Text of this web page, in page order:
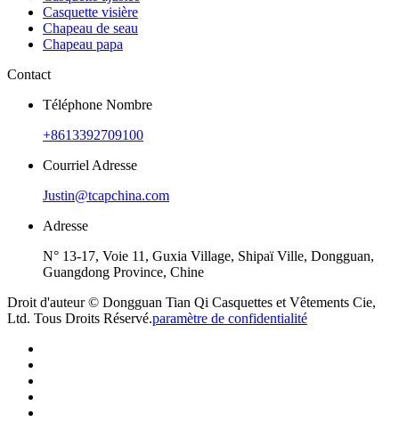
Casquette visière
Chapeau de seau
Chapeau papa
Contact
Téléphone Nombre
+8613392709100
Courriel Adresse
Justin@tcapchina.com
Adresse
N° 13-17, Voie 11, Guxia Village, Shipaï Ville, Dongguan,
Guangdong Province, Chine
Droit d'auteur © Dongguan Tian Qi Casquettes et Vêtements Cie,
Ltd. Tous Droits Réservé.paramètre de confidentialité